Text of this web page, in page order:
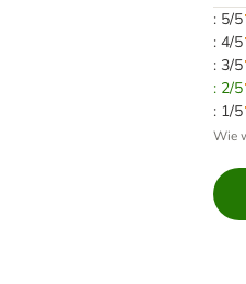
: 5/5
: 4/5
: 3/5
: 2/5
: 1/5
Wie